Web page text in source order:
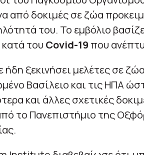
από δοκιμές σε ζώα
του. Το εμβόλιο
κατά του Covid-19 που
ήδη ξεκινήσει μελέτες σε
Βασίλειο και τις ΗΠΑ
και άλλες σχετικές
το Πανεπιστήμιο της